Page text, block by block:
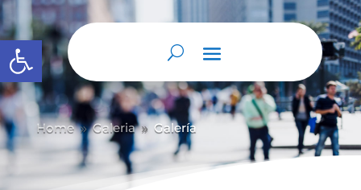
Abrir barra de herramientas
Home 9 Galeria 9 Galería